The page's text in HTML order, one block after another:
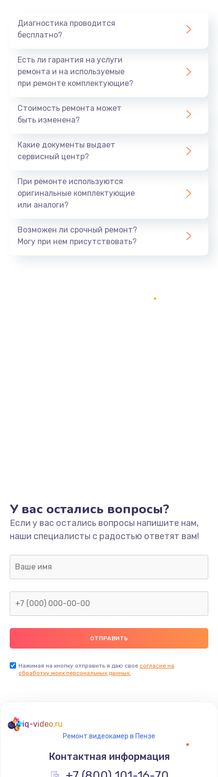
Диагностика проводится
бесплатно?
Есть ли гарантия на услуги
ремонта и на используемые
при ремонте комплектующие?
Стоимость ремонта может
быть изменена?
Какие документы выдает
сервисный центр?
При ремонте используются
оригинальные комплектующие
или аналоги?
Возможен ли срочный ремонт?
Могу при нем присутствовать?
У вас остались вопросы?
Если у вас остались вопросы напишите нам,
наши специалисты с радостью ответят вам!
Нажимая на кнопку отправить я даю свое согласие на
обработку моих персональных данных.
iq-video.ru
Ремонт видеокамер в Пензе
Контактная информация